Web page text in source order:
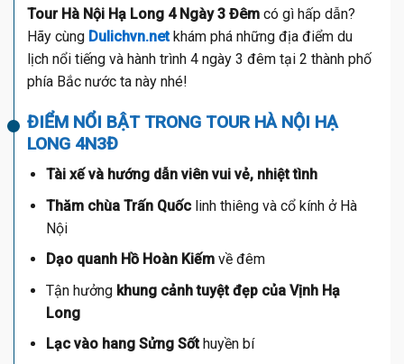
Tour Hà Nội Hạ Long 4 Ngày 3 Đêm có gì hấp dẫn?
Hãy cùng Dulichvn.netkhám phá những địa điểm du
lịch nổi tiếng và hành trình 4 ngày 3 đêm tại 2 thành phố
phía Bắc nước ta này nhé!
ĐIỂM NỔI BẬT TRONG TOUR HÀ NỘI HẠ
LONG 4N3Đ
Tài xế và hướng dẫn viên vui vẻ, nhiệt tình
Thăm chùa Trấn Quốclinh thiêng và cổ kính ở Hà
Nội
Dạo quanh Hồ Hoàn Kiếmvề đêm
Tận hưởng khung cảnh tuyệt đẹp của Vịnh Hạ
Long
Lạc vào hang Sửng Sốthuyền bí